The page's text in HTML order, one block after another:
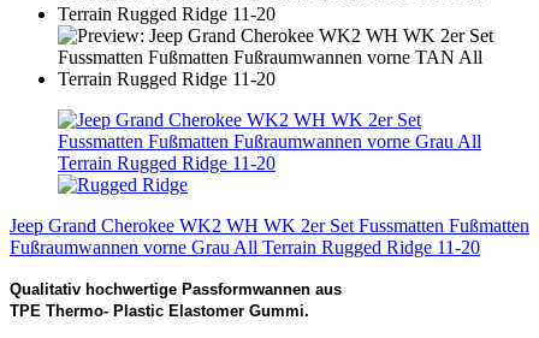
Jeep Grand Cherokee WK2 WH WK 2er Set Fussmatten Fußmatten
Fußraumwannen vorne Grau All Terrain Rugged Ridge 11-20
Qualitativ hochwertige Passformwannen aus
TPE Thermo- Plastic Elastomer Gummi.